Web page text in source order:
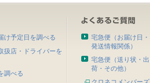
け予定日を調べる
扱店・ドライバーを
調べる
宅急便（お届け日・
発送情報関係）
宅急便（送り状・出
荷・その他）